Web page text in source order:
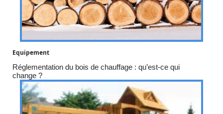
Equipement
Réglementation du bois de chauffage : qu’est-ce qui
change ?